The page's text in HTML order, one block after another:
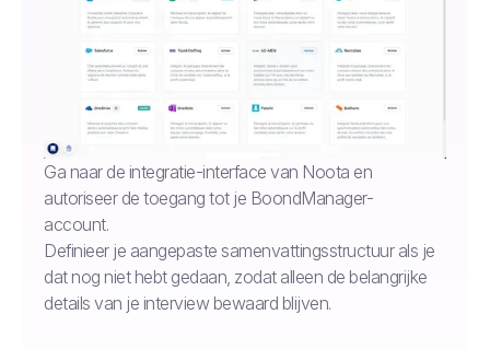
Ga naar de integratie-interface van Noota en
autoriseer de toegang tot je BoondManager-
account.
Definieer je aangepaste samenvattingsstructuur als je
dat nog niet hebt gedaan, zodat alleen de belangrijke
details van je interview bewaard blijven.